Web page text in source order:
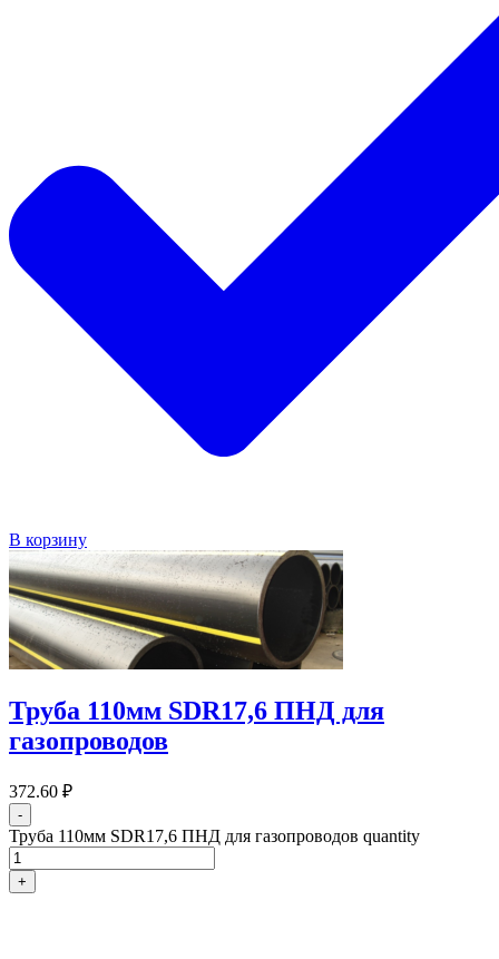
В корзину
Труба 110мм SDR17,6 ПНД для
газопроводов
372.60 ₽
-
Труба 110мм SDR17,6 ПНД для газопроводов quantity
+